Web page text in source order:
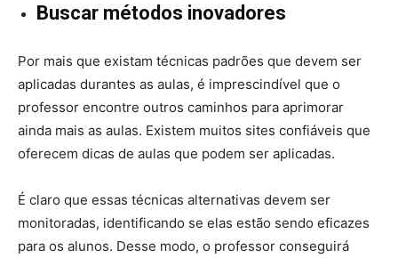
Buscar métodos inovadores
Por mais que existam técnicas padrões que devem ser
aplicadas durantes as aulas, é imprescindível que o
professor encontre outros caminhos para aprimorar
ainda mais as aulas. Existem muitos sites confiáveis que
oferecem dicas de aulas que podem ser aplicadas.
É claro que essas técnicas alternativas devem ser
monitoradas, identificando se elas estão sendo eficazes
para os alunos. Desse modo, o professor conseguirá